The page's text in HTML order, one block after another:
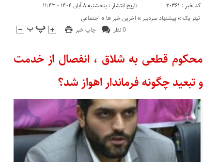
کد خبر : 20361 تاریخ انتشار : پنجشنبه ۸ آبان ۱۴۰۴ - ۱۱:۴۳
چاپ خبر 0 نظر
اجتماعی « اخرین خبر ها « پیشنهاد سردبیر « تیتر یک
محکوم قطعی به شلاق ، انفصال از خدمت
و تبعید چگونه فرماندار اهواز شد؟